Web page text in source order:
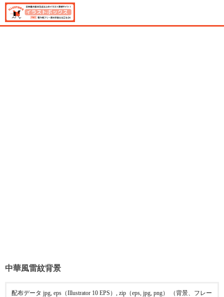
中華風雷紋背景
配布データ jpg, eps（Illustrator 10 EPS）, zip（eps, jpg, png） （背景、フレー